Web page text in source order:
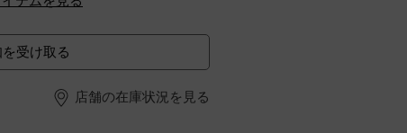
受け取る
店舗の在庫状況を見る